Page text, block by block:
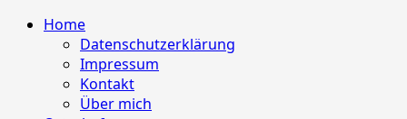
Skip
PrimaryHome
Datenschutzerklärung
Impressum
Kontakt
Über mich